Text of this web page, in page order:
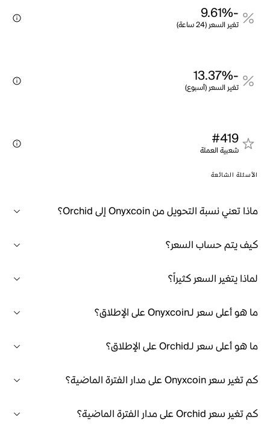
-9.61%
تغير السعر (24 ساعة)
-13.37%
تغير السعر (أسبوع)
#419
شعبية العملة
الأسئلة الشائعة
ماذا تعني نسبة التحويل من Onyxcoin إلى Orchid؟
كيف يتم حساب السعر؟
لماذا يتغير السعر كثيراً؟
ما هو أعلى سعر لـOnyxcoin على الإطلاق؟
ما هو أعلى سعر لـOrchid على الإطلاق؟
كم تغير سعر Onyxcoin على مدار الفترة الماضية؟
كم تغير سعر Orchid على مدار الفترة الماضية؟